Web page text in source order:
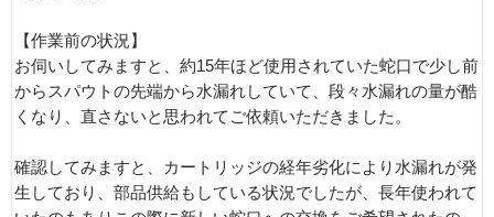
【作業前の状況】
お伺いしてみますと、約15年ほど使用されていた蛇口で少し前
からスパウトの先端から水漏れしていて、段々水漏れの量が酷
くなり、直さないと思われてご依頼いただきました。
確認してみますと、カートリッジの経年劣化により水漏れが発
生しており、部品供給もしている状況でしたが、長年使われて